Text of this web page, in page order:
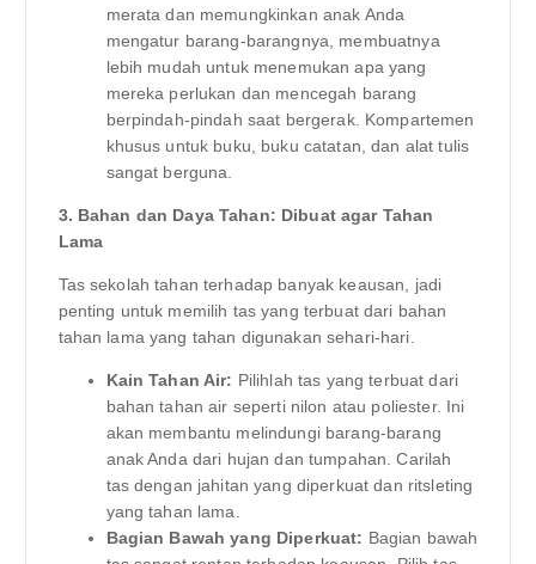
merata dan memungkinkan anak Anda
mengatur barang-barangnya, membuatnya
lebih mudah untuk menemukan apa yang
mereka perlukan dan mencegah barang
berpindah-pindah saat bergerak. Kompartemen
khusus untuk buku, buku catatan, dan alat tulis
sangat berguna.
3. Bahan dan Daya Tahan: Dibuat agar Tahan
Lama
Tas sekolah tahan terhadap banyak keausan, jadi
penting untuk memilih tas yang terbuat dari bahan
tahan lama yang tahan digunakan sehari-hari.
Kain Tahan Air: Pilihlah tas yang terbuat dari
bahan tahan air seperti nilon atau poliester. Ini
akan membantu melindungi barang-barang
anak Anda dari hujan dan tumpahan. Carilah
tas dengan jahitan yang diperkuat dan ritsleting
yang tahan lama.
Bagian Bawah yang Diperkuat: Bagian bawah